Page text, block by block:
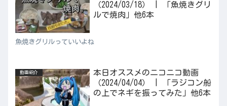
（2024/03/18） | 「魚焼きグリ
ルで焼肉」他6本
魚焼きグリルっていいよね
動画紹介
本日オススメのニコニコ動画
（2024/04/04） | 「ラジコン船
の上でネギを振ってみた」他6本